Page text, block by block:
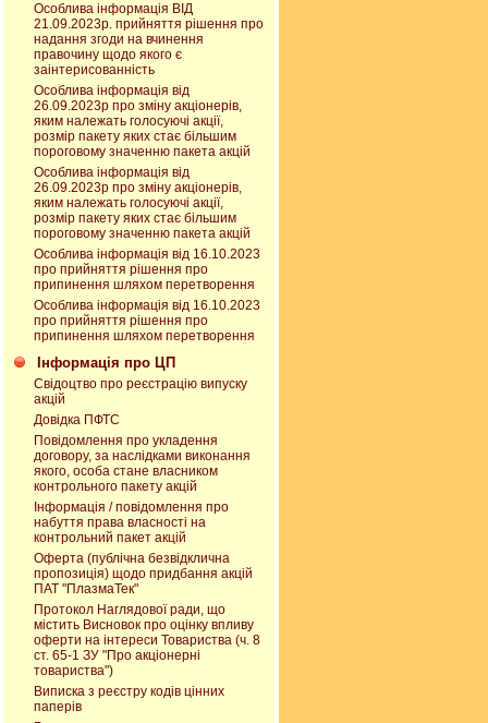
Особлива інформація ВІД
21.09.2023р. прийняття рішення про
надання згоди на вчинення
правочину щодо якого є
заінтерисованність
Особлива інформація від
26.09.2023р про зміну акціонерів,
яким належать голосуючі акції,
розмір пакету яких стає більшим
пороговому значенню пакета акцій
Особлива інформація від
26.09.2023р про зміну акціонерів,
яким належать голосуючі акції,
розмір пакету яких стає більшим
пороговому значенню пакета акцій
Особлива інформація від 16.10.2023
про прийняття рішення про
припинення шляхом перетворення
Особлива інформація від 16.10.2023
про прийняття рішення про
припинення шляхом перетворення
Інформація про ЦП
Свідоцтво про реєстрацію випуску
акцій
Довідка ПФТС
Повідомлення про укладення
договору, за наслідками виконання
якого, особа стане власником
контрольного пакету акцій
Інформація / повідомлення про
набуття права власності на
контрольний пакет акцій
Оферта (публічна безвідклична
пропозиція) щодо придбання акцій
ПАТ "ПлазмаТек"
Протокол Наглядової ради, що
містить Висновок про оцінку впливу
оферти на інтереси Товариства (ч. 8
ст. 65-1 ЗУ "Про акціонерні
товариства")
Виписка з реєстру кодів цінних
паперів